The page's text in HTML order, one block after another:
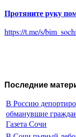
Протяните руку
https://t.me/s/
Последние
В Россию
обманувшие
Газета Сочи